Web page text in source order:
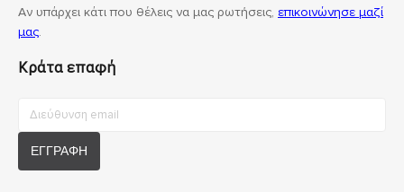
Αν υπάρχει κάτι που θέλεις να μας ρωτήσεις, επικοινώνησε μαζί
μας.
Κράτα επαφή